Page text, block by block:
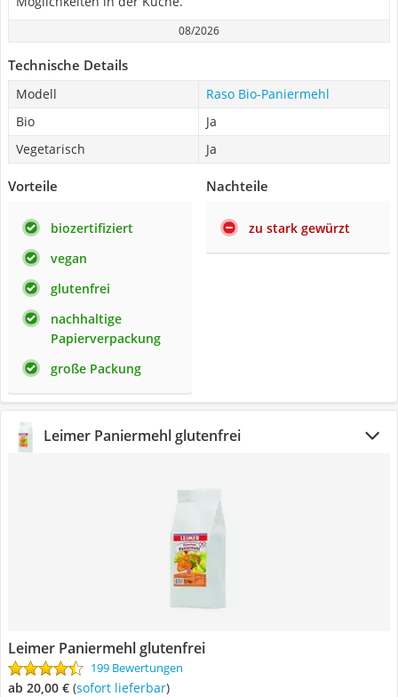
08/2026
Technische Details
Modell
Raso Bio-Paniermehl
Bio
Ja
Vegetarisch
Ja
Vorteile
biozertifiziert
vegan
glutenfrei
nachhaltige
Papierverpackung
große Packung
Nachteile
zu stark gewürzt
Leimer Paniermehl glutenfrei
Leimer Paniermehl glutenfrei
199 Bewertungen
ab 20,00 € ( Sofort lieferbar)